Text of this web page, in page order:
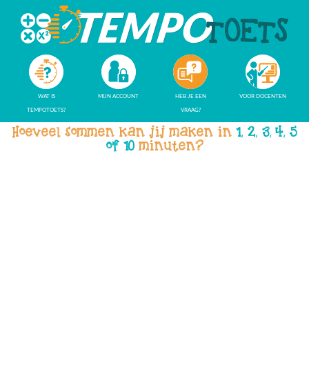
WAT IS
TEMPOTOETS?
MIJN ACCOUNT
HEB JE EEN
VRAAG?
VOOR DOCENTEN
Hoeveel sommen kan jij maken in 1, 2, 3, 4, 5
of 10 minuten?